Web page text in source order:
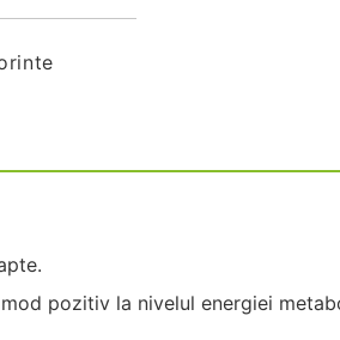
pozitiv la nivelul energiei